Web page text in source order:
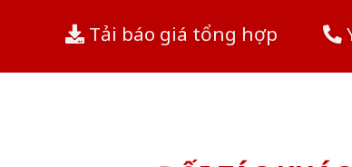
Tải báo giá tổng hợp